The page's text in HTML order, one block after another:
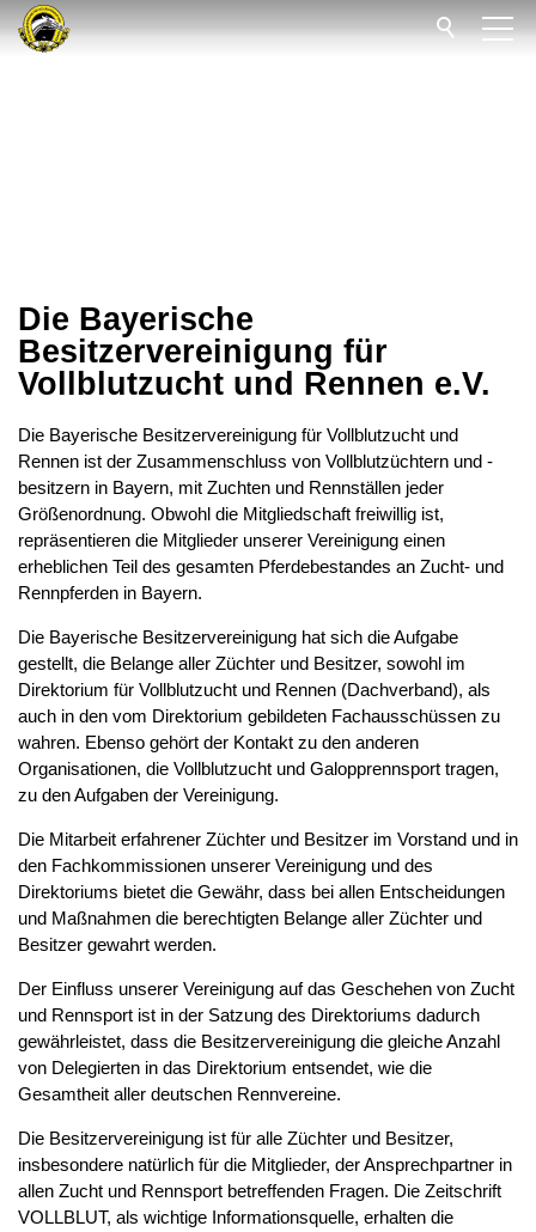
Impressum
Datenschutz
Die Bayerische
Besitzervereinigung für
Vollblutzucht und Rennen e.V.
Die Bayerische Besitzervereinigung für Vollblutzucht und
Rennen ist der Zusammenschluss von Vollblutzüchtern und -
besitzern in Bayern, mit Zuchten und Rennställen jeder
Größenordnung. Obwohl die Mitgliedschaft freiwillig ist,
repräsentieren die Mitglieder unserer Vereinigung einen
erheblichen Teil des gesamten Pferdebestandes an Zucht- und
Rennpferden in Bayern.
Die Bayerische Besitzervereinigung hat sich die Aufgabe
gestellt, die Belange aller Züchter und Besitzer, sowohl im
Direktorium für Vollblutzucht und Rennen (Dachverband), als
auch in den vom Direktorium gebildeten Fachausschüssen zu
wahren. Ebenso gehört der Kontakt zu den anderen
Organisationen, die Vollblutzucht und Galopprennsport tragen,
zu den Aufgaben der Vereinigung.
Die Mitarbeit erfahrener Züchter und Besitzer im Vorstand und in
den Fachkommissionen unserer Vereinigung und des
Direktoriums bietet die Gewähr, dass bei allen Entscheidungen
und Maßnahmen die berechtigten Belange aller Züchter und
Besitzer gewahrt werden.
Der Einfluss unserer Vereinigung auf das Geschehen von Zucht
und Rennsport ist in der Satzung des Direktoriums dadurch
gewährleistet, dass die Besitzervereinigung die gleiche Anzahl
von Delegierten in das Direktorium entsendet, wie die
Gesamtheit aller deutschen Rennvereine.
Die Besitzervereinigung ist für alle Züchter und Besitzer,
insbesondere natürlich für die Mitglieder, der Ansprechpartner in
allen Zucht und Rennsport betreffenden Fragen. Die Zeitschrift
VOLLBLUT, als wichtige Informationsquelle, erhalten die